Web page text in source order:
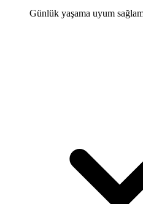
Günlük yaşama uyum